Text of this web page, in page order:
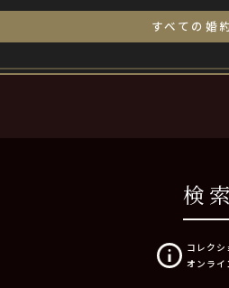
すべての婚
検
コレクシ
オンライ